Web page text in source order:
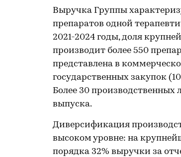
Выручка Группы
препаратов одной
2021-2024 годы, доля
производит более 550
представлена в
государственных закупок
Более 30
выпуска.
Диверсификация
высоком уровне: на
порядка 32% выручки за